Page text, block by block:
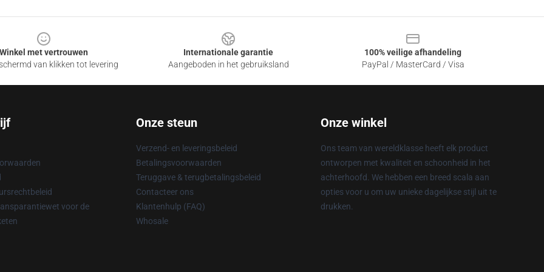
Winkel met vertrouwen
van klikken tot levering
Internationale garantie
Aangeboden in het gebruiksland
100% veilige afhandeling
PayPal / MasterCard / Visa
voor de
Onze steun
Verzend- en leveringsbeleid
Betalingsvoorwaarden
Teruggave & terugbetalingsbeleid
Contacteer ons
Klantenhulp (FAQ)
Whosale
Onze winkel
Ons team van wereldklasse heeft elk product
ontworpen met kwaliteit en schoonheid in het
achterhoofd. We hebben een breed scala aan
opties voor u om uw unieke dagelijkse stijl uit te
drukken.